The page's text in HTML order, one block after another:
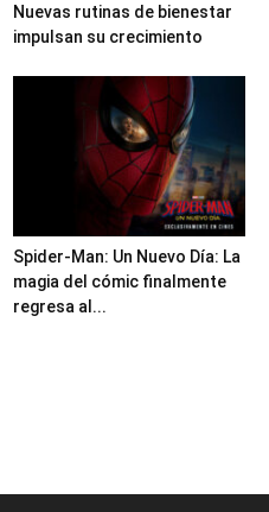
Nuevas rutinas de bienestar
impulsan su crecimiento
Spider-Man: Un Nuevo Día: La
magia del cómic finalmente
regresa al...